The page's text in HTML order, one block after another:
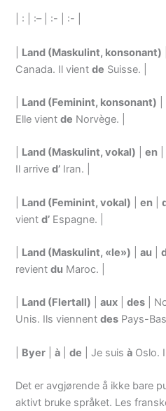
| : | :– | :- | :- |
Land (Maskulint, konsonant)
Canada. Il vientde Suisse. |
Land (Feminint, konsonant) |
Elle vientde Norvège. |
Land (Maskulint, vokal) |en
Il arrived’ Iran. |
Land (Feminint, vokal) |en |
vientd’ Espagne. |
Land (Maskulint, «le») |au |
revientdu Maroc. |
Land (Flertall) |aux |des |
Unis. Ils viennentdes Pays-
Byer |à |de | Je suisà Oslo.
Det er avgjørende å ikke bare
aktivt bruke språket. Les